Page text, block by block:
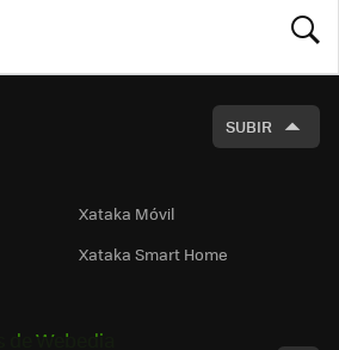
SUBIR
Xataka Móvil
Xataka Smart Home
Webedia